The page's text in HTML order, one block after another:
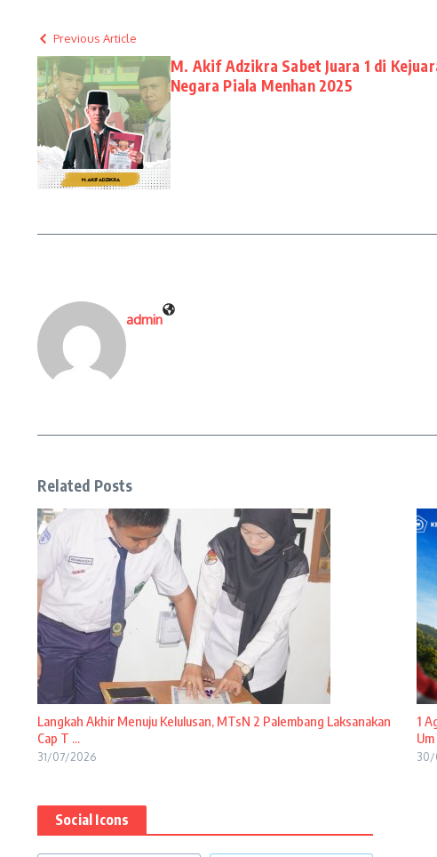
Previous Article
M. Akif Adzikra Sabet Juara 1 di
Negara Piala Menhan 2025
admin
Related Posts
Langkah Akhir Menuju Kelulusan, MTsN 2 Palembang Laksanakan
Cap T ...
31/07/2026
1
Um
30/
Social Icons